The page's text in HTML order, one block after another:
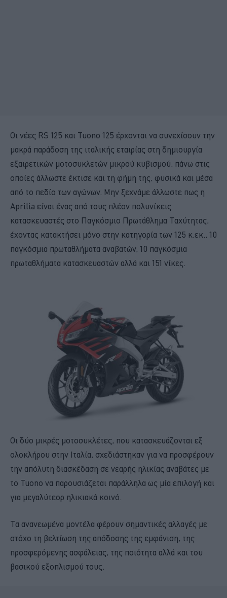
Οι νέες RS 125 και Tuono 125 έρχονται να συνεχίσουν την
μακρά παράδοση της ιταλικής εταιρίας στη δημιουργία
εξαιρετικών μοτοσυκλετών μικρού κυβισμού, πάνω στις
οποίες άλλωστε έκτισε και τη φήμη της, φυσικά και μέσα
από το πεδίο των αγώνων. Μην ξεχνάμε άλλωστε πως η
Aprilia είναι ένας από τους πλέον πολυνίκεις
κατασκευαστές στο Παγκόσμιο Πρωτάθλημα Ταχύτητας,
έχοντας κατακτήσει μόνο στην κατηγορία των 125 κ.εκ., 10
παγκόσμια πρωταθλήματα αναβατών, 10 παγκόσμια
πρωταθλήματα κατασκευαστών αλλά και 151 νίκες.
Οι δύο μικρές μοτοσυκλέτες, που κατασκευάζονται εξ
ολοκλήρου στην Ιταλία, σχεδιάστηκαν για να προσφέρουν
την απόλυτη διασκέδαση σε νεαρής ηλικίας αναβάτες με
το Tuono να παρουσιάζεται παράλληλα ως μία επιλογή και
για μεγαλύτεορ ηλικιακά κοινό.
Τα ανανεωμένα μοντέλα φέρουν σημαντικές αλλαγές με
στόχο τη βελτίωση της απόδοσης της εμφάνιση, της
προσφερόμενης ασφάλειας, της ποιότητα αλλά και του
βασικού εξοπλισμού τους.